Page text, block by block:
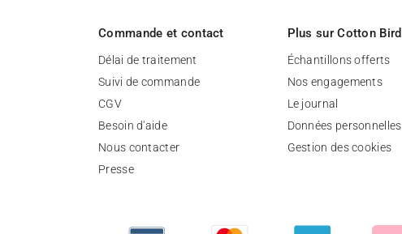
Commande et contact
Délai de traitement
Suivi de commande
CGV
Besoin d'aide
Nous contacter
Presse
Plus sur Cotton Bird
Échantillons offerts
Nos engagements
Le journal
Données personnelles
Gestion des cookies